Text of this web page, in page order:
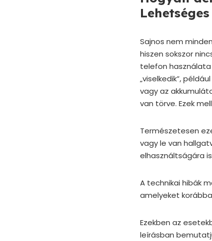
Sajnos nem
hiszen sokszor
telefon
„viselkedik”,
vagy az
van törve. Ezek
Természetesen
vagy le van
elhasználtságára
A technikai hibák
amelyeket
Ezekben az
leírásban